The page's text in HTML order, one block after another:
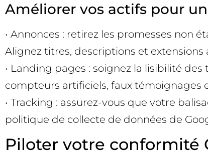
Améliorer vos actifs pour
• Annonces : retirez les promesses non
Alignez titres, descriptions et extensions
• Landing pages : soignez la lisibilité
compteurs artificiels, faux témoignages
• Tracking : assurez-vous que votre
politique de collecte de données de
Piloter votre conformité